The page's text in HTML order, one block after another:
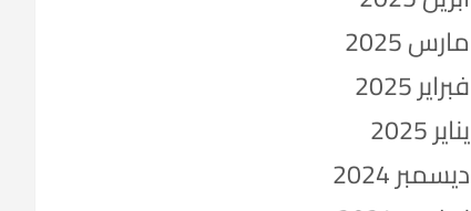
مارس 2025
فبراير 2025
يناير 2025
ديسمبر 2024